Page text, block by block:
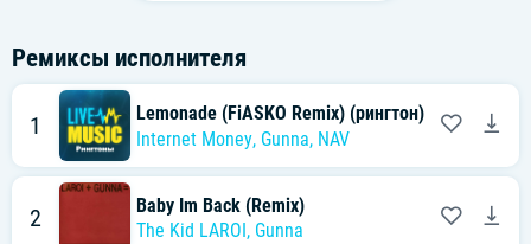
Ремиксы исполнителя
1
Lemonade (FiASKO Remix) (рингтон)
Internet Money, Gunna, NAV
2
Baby Im Back (Remix)
The Kid LAROI , Gunna